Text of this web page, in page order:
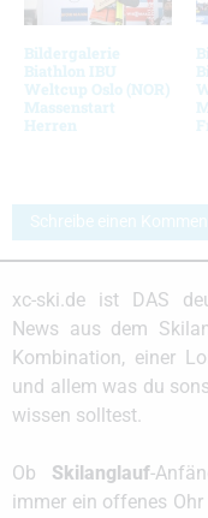
Bildergalerie
Biathlon IBU
Weltcup Oslo (NOR)
Massenstart
Herren
Schreibe einen
xc-ski.de ist DAS
News aus dem
Kombination, einer
und allem was du
wissen solltest.
Ob Skilanglauf-
immer ein offenes